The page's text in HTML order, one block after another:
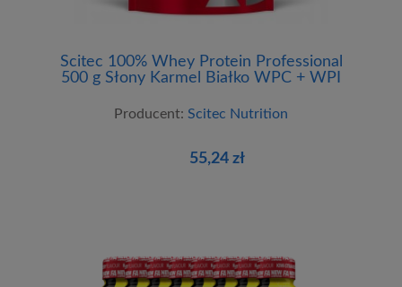
Scitec 100% Whey Protein Professional
500 g Słony Karmel Białko WPC + WPI
Producent: Scitec Nutrition
55,24 zł